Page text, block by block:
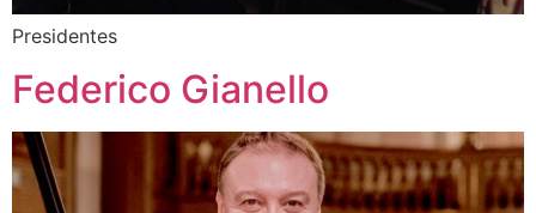
Presidentes
Federico Gianello